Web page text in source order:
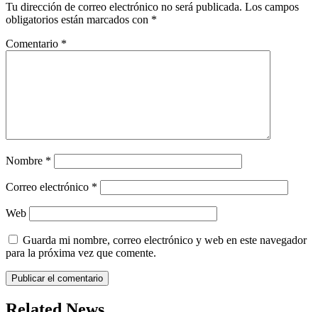
Tu dirección de correo electrónico no será publicada. Los campos
obligatorios están marcados con *
Comentario *
Nombre *
Correo electrónico *
Web
Guarda mi nombre, correo electrónico y web en este navegador
para la próxima vez que comente.